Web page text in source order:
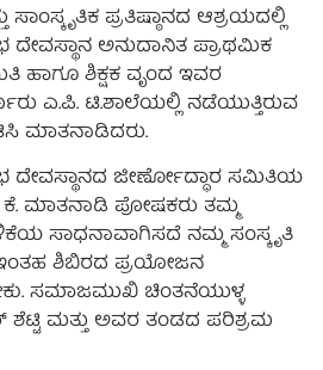
ಸಾಂಸ್ಕೃತಿಕ ಪ್ರತಿಷ್ಠಾನದ ಆಶ್ರಯದಲ್ಲಿ
ದೇವಸ್ಥಾನ ಅನುದಾನಿತ ಪ್ರಾಥಮಿಕ
ಹಾಗೂ ಶಿಕ್ಷಕ ವೃಂದ ಇವರ
ಎ.ಪಿ. ಟಿ.ಶಾಲೆಯಲ್ಲಿ ನಡೆಯುತ್ತಿರುವ
ಮಾತನಾಡಿದರು.
ದೇವಸ್ಥಾನದ ಜೀರ್ಣೋದ್ಧಾರ ಸಮಿತಿಯ
ಕೆ. ಮಾತನಾಡಿ ಪೋಷಕರು ತಮ್ಮ
ಸಾಧನಾವಾಗಿಸದೆ ನಮ್ಮ ಸಂಸ್ಕೃತಿ
ಇಂತಹ ಶಿಬಿರದ ಪ್ರಯೋಜನ
ಸಮಾಜಮುಖಿ ಚಿಂತನೆಯುಳ್ಳ
ಮತ್ತು ಅವರ ತಂಡದ ಪರಿಶ್ರಮ